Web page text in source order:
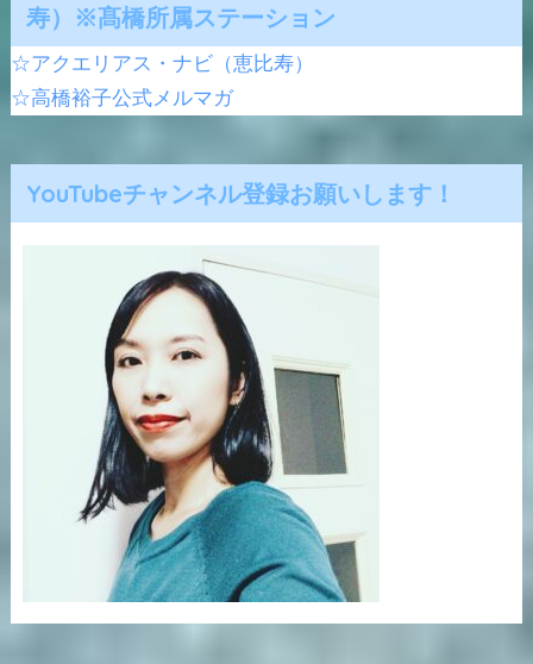
寿）※髙橋所属ステーション
☆アクエリアス・ナビ（恵比寿）
☆高橋裕子公式メルマガ
YouTubeチャンネル登録お願いします！